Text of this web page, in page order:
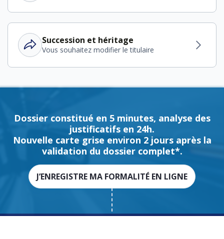
Succession et héritage
Vous souhaitez modifier le titulaire
Dossier constitué en 5 minutes, analyse des
justificatifs en 24h.
Nouvelle carte grise environ 2 jours après la
validation du dossier complet*.
J’ENREGISTRE MA FORMALITÉ EN LIGNE